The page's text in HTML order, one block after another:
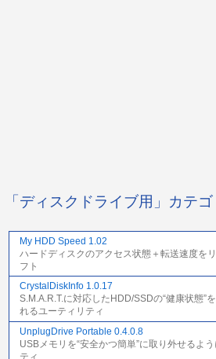
「ディスクドライブ用」カテ
My HDD Speed 1.02
ハードディスクのアクセス状態＋転送速度を
フト
CrystalDiskInfo 1.0.17
S.M.A.R.T.に対応したHDD/SSDの“健康状態”
れるユーティリティ
UnplugDrive Portable 0.4.0.8
USBメモリを“安全かつ簡単”に取り外せるよ
ティ